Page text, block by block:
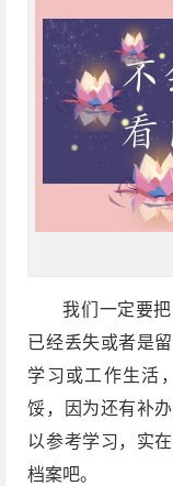
我们一定要
已经丢失或者是
学习或工作生活
馁，因为还有补
以参考学习，实
档案吧。